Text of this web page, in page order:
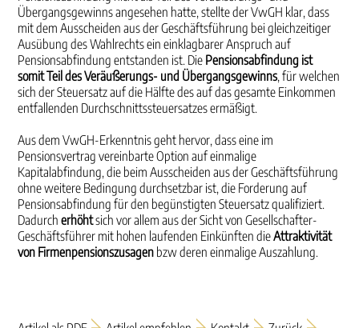
Übergangsgewinns angesehen hatte, stellte der VwGH klar, dass
mit dem Aus­scheiden aus der Geschäftsführung bei gleichzeitiger
Ausübung des Wahlrechts ein einklagbarer An­spruch auf
Pensionsabfindung entstanden ist. Die Pensionsabfindung ist
somit Teil des Veräuße­rungs- und Übergangsgewinns, für welchen
sich der Steuersatz auf die Hälfte des auf das ge­samte Einkommen
entfallenden Durchschnittssteuersatzes ermäßigt.
Aus dem VwGH-Erkenntnis geht hervor, dass eine im
Pensionsvertrag vereinbarte Option auf ein­malige
Kapitalabfindung, die beim Ausscheiden aus der Geschäftsführung
ohne weitere Bedingung durchsetzbar ist, die Forderung auf
Pensionsabfindung für den begünstigten Steuersatz qualifiziert.
Dadurcherhöhtsich vor allem aus der Sicht von Gesellschafter-
Geschäftsführer mit hohen laufen­den Einkünften dieAttraktivität
von Firmenpensionszusagen bzw deren einmalige Auszahlung.